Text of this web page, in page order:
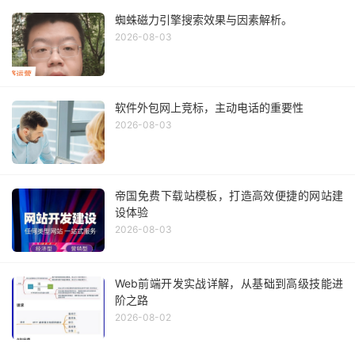
蜘蛛磁力引擎搜索效果与因素解析。
2026-08-03
软件外包网上竞标，主动电话的重要性
2026-08-03
帝国免费下载站模板，打造高效便捷的网站建
设体验
2026-08-03
Web前端开发实战详解，从基础到高级技能进
阶之路
2026-08-02